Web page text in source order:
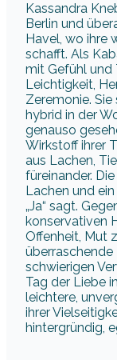
Kassandra
Berlin und
Havel, wo ihre
schafft. Als
mit Gefühl und
Leichtigkeit,
Zeremonie.
hybrid in der
genauso
Wirkstoff ihrer
aus Lachen,
füreinander.
Lachen und
„Ja“ sagt.
konservativen
Offenheit, Mut
schwierigen
Tag der Liebe
leichtere,
ihrer
hintergründig,